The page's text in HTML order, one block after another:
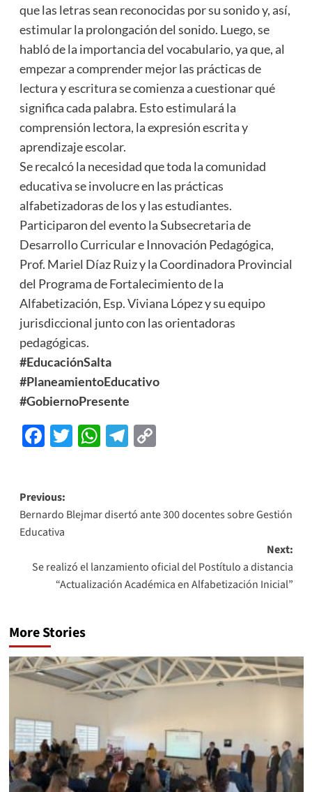
que las letras sean reconocidas por su sonido y, así,
estimular la prolongación del sonido. Luego, se
habló de la importancia del vocabulario, ya que, al
empezar a comprender mejor las prácticas de
lectura y escritura se comienza a cuestionar qué
significa cada palabra. Esto estimulará la
comprensión lectora, la expresión escrita y
aprendizaje escolar.
Se recalcó la necesidad que toda la comunidad
educativa se involucre en las prácticas
alfabetizadoras de los y las estudiantes.
Participaron del evento la Subsecretaria de
Desarrollo Curricular e Innovación Pedagógica,
Prof. Mariel Díaz Ruiz y la Coordinadora Provincial
del Programa de Fortalecimiento de la
Alfabetización, Esp. Viviana López y su equipo
jurisdiccional junto con las orientadoras
pedagógicas.
#EducaciónSalta
#PlaneamientoEducativo
#GobiernoPresente
Facebook
Twitter
WhatsApp
Telegram
Copy
Previous:
Bernardo Blejmar disertó ante 300 docentes sobre Gestión
Educativa
Next:
Se realizó el lanzamiento oficial del Postítulo a distancia
“Actualización Académica en Alfabetización Inicial”
More Stories